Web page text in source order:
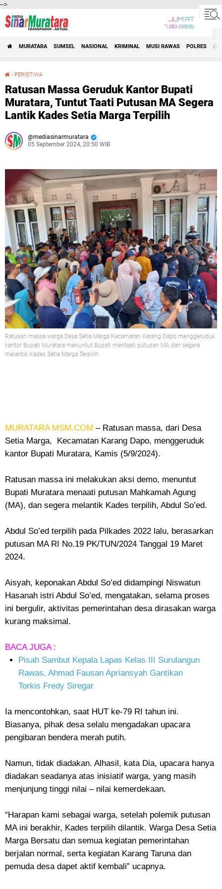
-->
JUM'AT
7 08 2026
MURATARA SUMSEL NASIONAL KRIMINAL MUSI RAWAS POLRES
› PERISTIWA
Ratusan Massa Geruduk Kantor Bupati
Muratara, Tuntut Taati Putusan MA Segera
Lantik Kades Setia Marga Terpilih
mediasinarmuratara
05 September 2024, 20:50 WIB
Ratusan massa warga Desa Setia Marga Kecamatan Karang Dapo menggeruduk
kantor Bupati Muratara menuntut Bupati mentaati putusan MA dan segera
melantik Kades Setia Marga Terpilih
MURATARA MSM.COM – Ratusan massa, dari Desa
Setia Marga, Kecamatan Karang Dapo, menggeruduk
kantor Bupati Muratara, Kamis (5/9/2024).
Ratusan massa ini melakukan aksi demo, menuntut
Bupati Muratara menaati putusan Mahkamah Agung
(MA), dan segera melantik Kades terpilih, Abdul So’ed.
Abdul So’ed terpilih pada Pilkades 2022 lalu, berasarkan
putusan MA RI No.19 PK/TUN/2024 Tanggal 19 Maret
2024.
Aisyah, keponakan Abdul So’ed didampingi Niswatun
Hasanah istri Abdul So’ed, mengatakan, selama proses
ini bergulir, aktivitas pemerintahan desa dirasakan warga
kurang maksimal.
BACA JUGA :
Pisah Sambut Kepala Lapas Kelas III Surulangun
Rawas, Ahmad Fausan Apriansyah Gantikan
Torkis Fredy Siregar
Ia mencontohkan, saat HUT ke-79 RI tahun ini.
Biasanya, pihak desa selalu mengadakan upacara
pengibaran bendera merah putih.
Namun, tidak diadakan. Alhasil, kata Dia, upacara hanya
diadakan seadanya atas inisiatif warga, yang masih
menjunjung tinggi nilai – nilai kemerdekaan.
“Harapan kami sebagai warga, setelah polemik putusan
MA ini berakhir, Kades terpilih dilantik. Warga Desa Setia
Marga Bersatu dan semua kegiatan pemerintahan
berjalan normal, serta kegiatan Karang Taruna dan
pemuda desa dapet aktif kembali” ucapnya.